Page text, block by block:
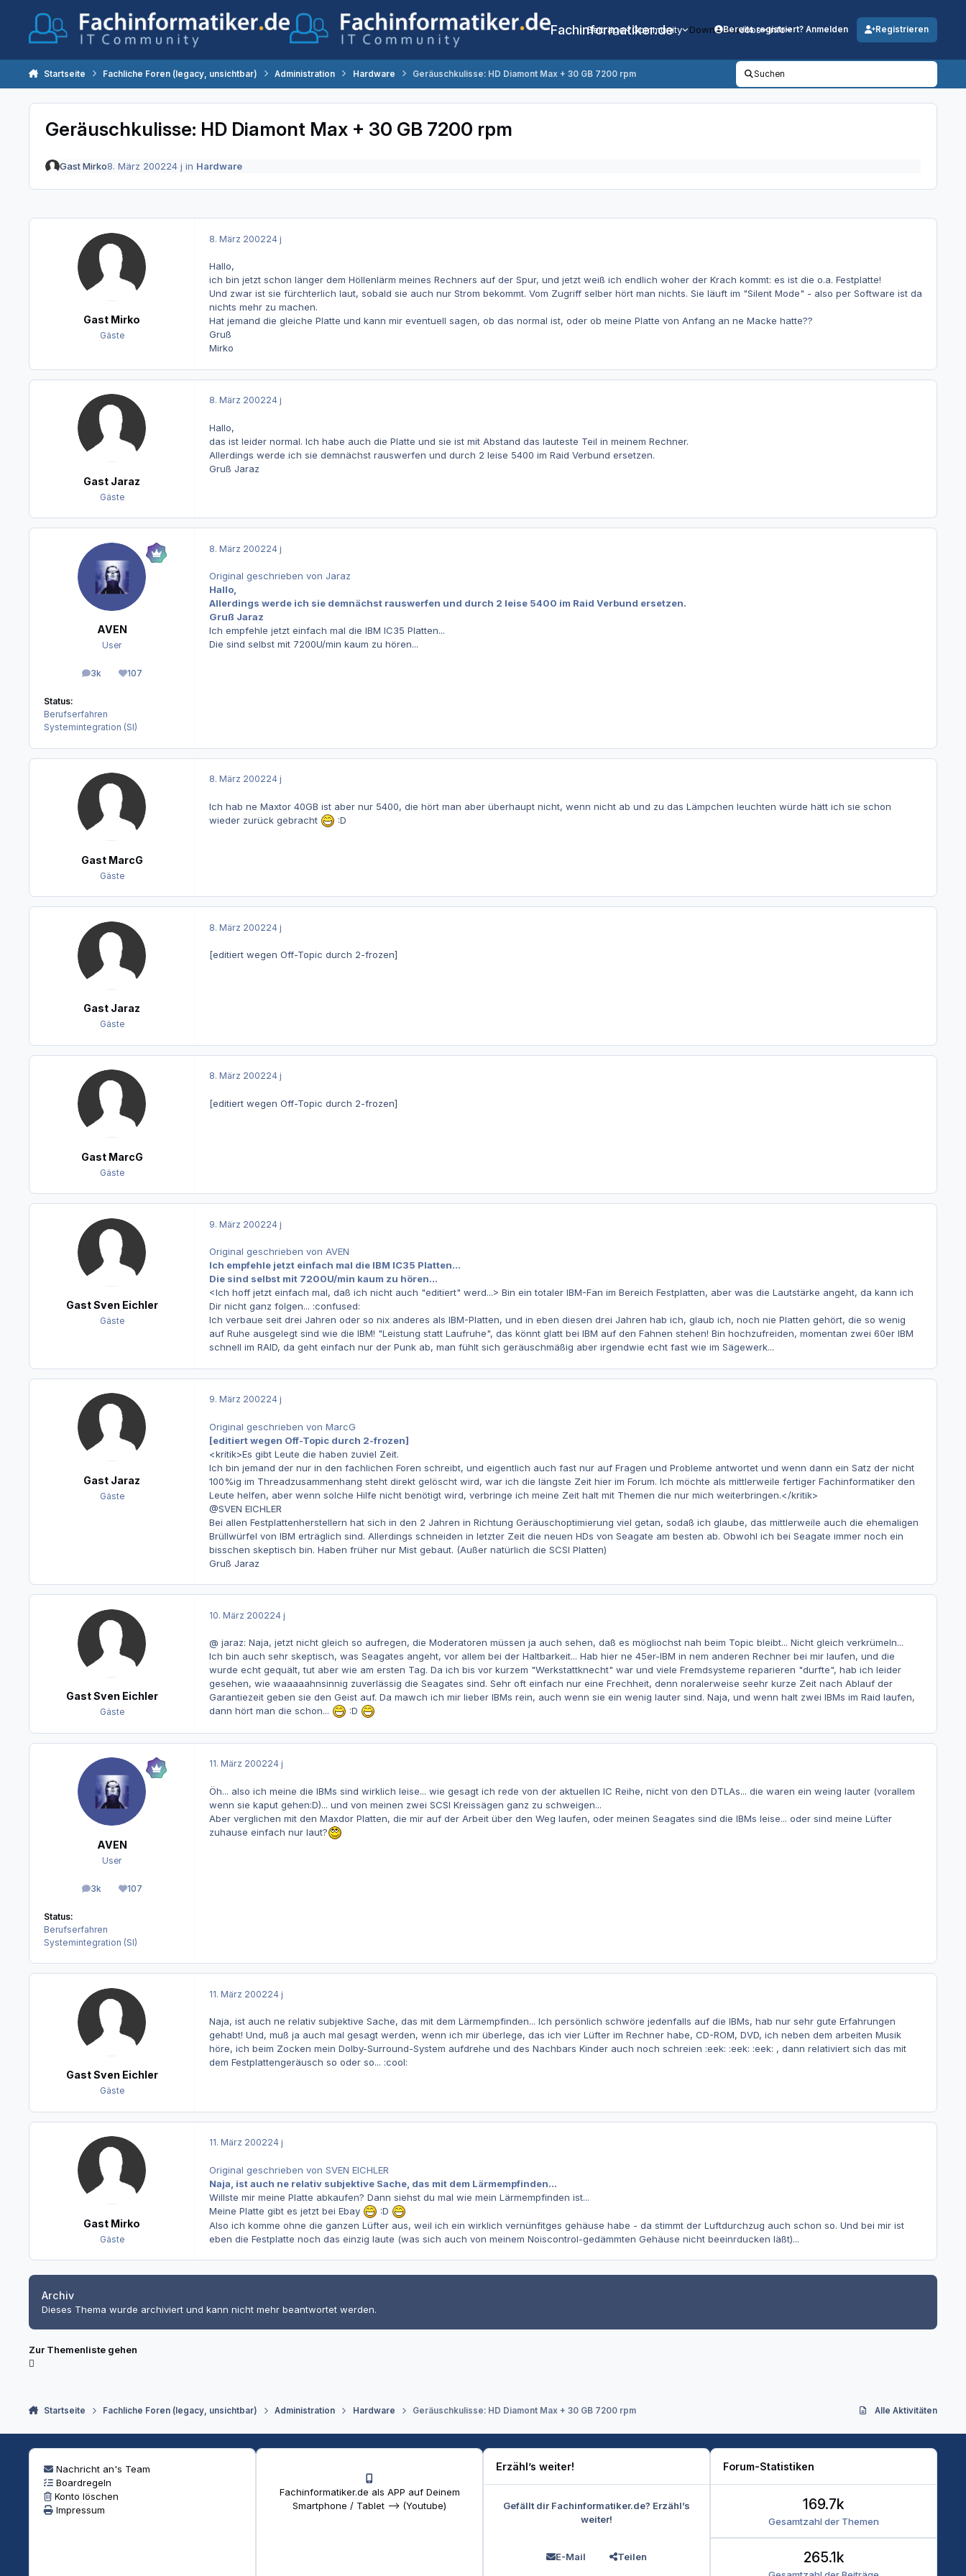
Fachinformatiker.de
Beiträge Community DownloadsJobs Info
Bereits registriert? Anmelden Registrieren
Startseite Fachliche Foren (legacy, unsichtbar) Administration Hardware Geräuschkulisse: HD Diamont Max + 30 GB 7200 rpm Suchen
Geräuschkulisse: HD Diamont Max + 30 GB 7200 rpm
Gast Mirko8. März 200224 j in Hardware
Gast Mirko
Gäste
8. März 200224 j
Hallo,
ich bin jetzt schon länger dem Höllenlärm meines Rechners auf der Spur, und jetzt weiß ich endlich woher der Krach kommt: es ist die o.a. Festplatte!
Und zwar ist sie fürchterlich laut, sobald sie auch nur Strom bekommt. Vom Zugriff selber hört man nichts. Sie läuft im "Silent Mode" - also per Software ist da
nichts mehr zu machen.
Hat jemand die gleiche Platte und kann mir eventuell sagen, ob das normal ist, oder ob meine Platte von Anfang an ne Macke hatte??
Gruß
Mirko
Gast Jaraz
Gäste
8. März 200224 j
Hallo,
das ist leider normal. Ich habe auch die Platte und sie ist mit Abstand das lauteste Teil in meinem Rechner.
Allerdings werde ich sie demnächst rauswerfen und durch 2 leise 5400 im Raid Verbund ersetzen.
Gruß Jaraz
AVEN
User
3k
Beiträge107
Reputation
Status:
Berufserfahren
Systemintegration (SI)
8. März 200224 j
Original geschrieben von Jaraz
Hallo,
Allerdings werde ich sie demnächst rauswerfen und durch 2 leise 5400 im Raid Verbund ersetzen.
Gruß Jaraz
Ich empfehle jetzt einfach mal die IBM IC35 Platten...
Die sind selbst mit 7200U/min kaum zu hören...
Gast MarcG
Gäste
8. März 200224 j
Ich hab ne Maxtor 40GB ist aber nur 5400, die hört man aber überhaupt nicht, wenn nicht ab und zu das Lämpchen leuchten würde hätt ich sie schon
wieder zurück gebracht
:D
Gast Jaraz
Gäste
8. März 200224 j
[editiert wegen Off-Topic durch 2-frozen]
Gast MarcG
Gäste
8. März 200224 j
[editiert wegen Off-Topic durch 2-frozen]
Gast Sven Eichler
Gäste
9. März 200224 j
Original geschrieben von AVEN
Ich empfehle jetzt einfach mal die IBM IC35 Platten...
Die sind selbst mit 7200U/min kaum zu hören...
<Ich hoff jetzt einfach mal, daß ich nicht auch "editiert" werd...> Bin ein totaler IBM-Fan im Bereich Festplatten, aber was die Lautstärke angeht, da kann ich
Dir nicht ganz folgen... :confused:
Ich verbaue seit drei Jahren oder so nix anderes als IBM-Platten, und in eben diesen drei Jahren hab ich, glaub ich, noch nie Platten gehört, die so wenig
auf Ruhe ausgelegt sind wie die IBM! "Leistung statt Laufruhe", das könnt glatt bei IBM auf den Fahnen stehen! Bin hochzufreiden, momentan zwei 60er IBM
schnell im RAID, da geht einfach nur der Punk ab, man fühlt sich geräuschmäßig aber irgendwie echt fast wie im Sägewerk...
Gast Jaraz
Gäste
9. März 200224 j
Original geschrieben von MarcG
[editiert wegen Off-Topic durch 2-frozen]
<kritik>Es gibt Leute die haben zuviel Zeit.
Ich bin jemand der nur in den fachlichen Foren schreibt, und eigentlich auch fast nur auf Fragen und Probleme antwortet und wenn dann ein Satz der nicht
100%ig im Threadzusammenhang steht direkt gelöscht wird, war ich die längste Zeit hier im Forum. Ich möchte als mittlerweile fertiger Fachinformatiker den
Leute helfen, aber wenn solche Hilfe nicht benötigt wird, verbringe ich meine Zeit halt mit Themen die nur mich weiterbringen.</kritik>
@SVEN EICHLER
Bei allen Festplattenherstellern hat sich in den 2 Jahren in Richtung Geräuschoptimierung viel getan, sodaß ich glaube, das mittlerweile auch die ehemaligen
Brüllwürfel von IBM erträglich sind. Allerdings schneiden in letzter Zeit die neuen HDs von Seagate am besten ab. Obwohl ich bei Seagate immer noch ein
bisschen skeptisch bin. Haben früher nur Mist gebaut. (Außer natürlich die SCSI Platten)
Gruß Jaraz
Gast Sven Eichler
Gäste
10. März 200224 j
@ jaraz: Naja, jetzt nicht gleich so aufregen, die Moderatoren müssen ja auch sehen, daß es mögliochst nah beim Topic bleibt... Nicht gleich verkrümeln...
Ich bin auch sehr skeptisch, was Seagates angeht, vor allem bei der Haltbarkeit... Hab hier ne 45er-IBM in nem anderen Rechner bei mir laufen, und die
wurde echt gequält, tut aber wie am ersten Tag. Da ich bis vor kurzem "Werkstattknecht" war und viele Fremdsysteme reparieren "durfte", hab ich leider
gesehen, wie waaaaahnsinnig zuverlässig die Seagates sind. Sehr oft einfach nur eine Frechheit, denn noralerweise seehr kurze Zeit nach Ablauf der
Garantiezeit geben sie den Geist auf. Da mawch ich mir lieber IBMs rein, auch wenn sie ein wenig lauter sind. Naja, und wenn halt zwei IBMs im Raid laufen,
dann hört man die schon...
:D
AVEN
User
3k
Beiträge107
Reputation
Status:
Berufserfahren
Systemintegration (SI)
11. März 200224 j
Öh... also ich meine die IBMs sind wirklich leise... wie gesagt ich rede von der aktuellen IC Reihe, nicht von den DTLAs... die waren ein weing lauter (vorallem
wenn sie kaput gehen:D)... und von meinen zwei SCSI Kreissägen ganz zu schweigen...
Aber verglichen mit den Maxdor Platten, die mir auf der Arbeit über den Weg laufen, oder meinen Seagates sind die IBMs leise... oder sind meine Lüfter
zuhause einfach nur laut?
Gast Sven Eichler
Gäste
11. März 200224 j
Naja, ist auch ne relativ subjektive Sache, das mit dem Lärmempfinden... Ich persönlich schwöre jedenfalls auf die IBMs, hab nur sehr gute Erfahrungen
gehabt! Und, muß ja auch mal gesagt werden, wenn ich mir überlege, das ich vier Lüfter im Rechner habe, CD-ROM, DVD, ich neben dem arbeiten Musik
höre, ich beim Zocken mein Dolby-Surround-System aufdrehe und des Nachbars Kinder auch noch schreien :eek: :eek: :eek: , dann relativiert sich das mit
dem Festplattengeräusch so oder so... :cool:
Gast Mirko
Gäste
11. März 200224 j
Original geschrieben von SVEN EICHLER
Naja, ist auch ne relativ subjektive Sache, das mit dem Lärmempfinden...
Willste mir meine Platte abkaufen? Dann siehst du mal wie mein Lärmempfinden ist...
Meine Platte gibt es jetzt bei Ebay
:D
Also ich komme ohne die ganzen Lüfter aus, weil ich ein wirklich vernünfitges gehäuse habe - da stimmt der Luftdurchzug auch schon so. Und bei mir ist
eben die Festplatte noch das einzig laute (was sich auch von meinem Noiscontrol-gedämmten Gehäuse nicht beeinrducken läßt)...
Archiv
Dieses Thema wurde archiviert und kann nicht mehr beantwortet werden.
Zur Themenliste gehen
Startseite Fachliche Foren (legacy, unsichtbar) Administration Hardware Geräuschkulisse: HD Diamont Max + 30 GB 7200 rpm Alle Aktivitäten
Nachricht an's Team
Boardregeln
Konto löschen
Impressum
Fachinformatiker.de als APP auf Deinem
Smartphone / Tablet --> (Youtube)
Erzähl’s weiter!
Gefällt dir Fachinformatiker.de? Erzähl’s
weiter!
E-Mail Teilen
Forum-Statistiken
Gesamtzahl der Themen
169.7k
265.1k